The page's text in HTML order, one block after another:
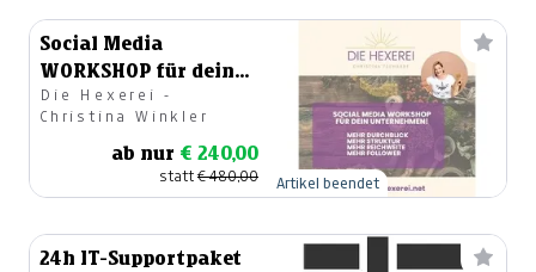
Social Media
WORKSHOP für dein
Unternehmen!
Die Hexerei -
Christina Winkler
ab nur € 240,00
statt€ 480,00 Artikel beendet
24h IT-Supportpaket